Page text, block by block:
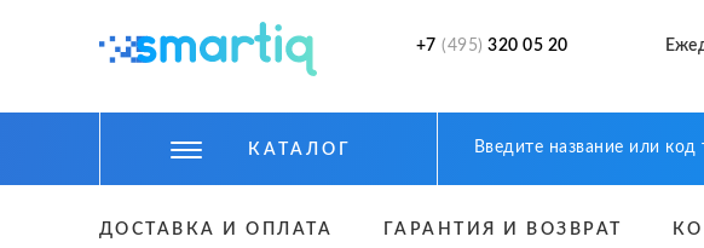
+7 (495) 320 05 20
КАТАЛОГ
ДОСТАВКА И ОПЛАТА ГАРАНТИЯ И ВОЗВРАТ